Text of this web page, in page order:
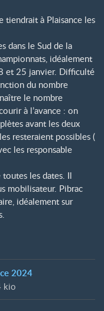
tiendrait à Plaisance les
dans le Sud de la
idéalement
et 25 janvier. Difficulté
du nombre
le nombre
à l’avance : on
avant les deux
resteraient possibles (
les responsable
les dates. Il
mobilisateur. Pibrac
idéalement sur
2024
kio